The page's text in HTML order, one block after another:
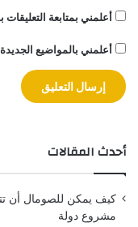
أعلمني بمتابعة التعليقات
أعلمني بالمواضيع
أحدث المقالات
كيف يمكن للصومال أن
مشروع دولة